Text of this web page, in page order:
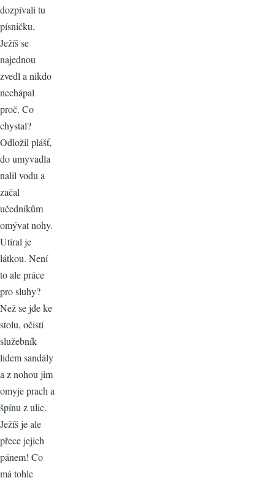
dozpívali tu
písničku,
Ježíš se
najednou
zvedl a nikdo
nechápal
proč. Co
chystal?
Odložil plášť,
do umyvadla
nalil vodu a
začal
učedníkům
omývat nohy.
Utíral je
látkou. Není
to ale práce
pro sluhy?
Než se jde ke
stolu, očistí
služebník
lidem sandály
a z nohou jim
omyje prach a
špínu z ulic.
Ježíš je ale
přece jejich
pánem! Co
má tohle